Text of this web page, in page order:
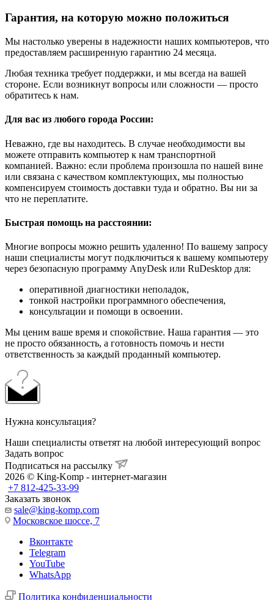
Гарантия, на которую можно положиться
Мы настолько уверены в надежности наших компьютеров, что
предоставляем расширенную гарантию 24 месяца.
Любая техника требует поддержки, и мы всегда на вашей
стороне. Если возникнут вопросы или сложности — просто
обратитесь к нам.
Для вас из любого города России:
Неважно, где вы находитесь. В случае необходимости вы
можете отправить компьютер к нам транспортной
компанией. Важно: если проблема произошла по нашей вине
или связана с качеством комплектующих, мы полностью
компенсируем стоимость доставки туда и обратно. Вы ни за
что не переплатите.
Быстрая помощь на расстоянии:
Многие вопросы можно решить удаленно! По вашему запросу
наши специалисты могут подключиться к вашему компьютеру
через безопасную программу AnyDesk или RuDesktop для:
оперативной диагностики неполадок,
тонкой настройки программного обеспечения,
консультации и помощи в освоении.
Мы ценим ваше время и спокойствие. Наша гарантия — это
не просто обязанность, а готовность помочь и нести
ответственность за каждый проданный компьютер.
Нужна консультация?
Наши специалисты ответят на любой интересующий вопрос
Задать вопрос
Подписаться на рассылку
2026 © King-Komp - интернет-магазин
+7 812-425-33-99
Заказать звонок
sale@king-komp.com
Московское шоссе, 7
Вконтакте
Telegram
YouTube
WhatsApp
Политика конфиденциальности